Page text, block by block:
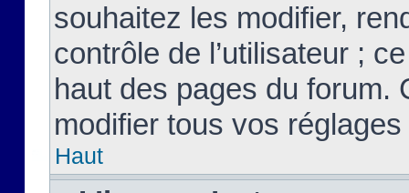
souhaitez les modifier,
contrôle de l’utilisateur ;
haut des pages du forum.
modifier tous vos
Haut